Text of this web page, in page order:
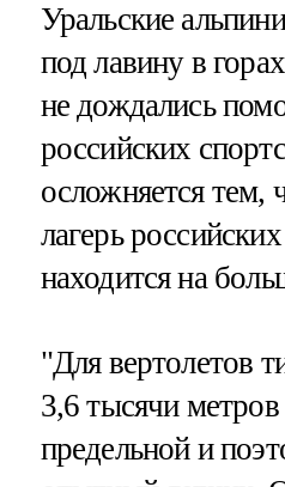
Уральские
под лавину в
не дождались
российских
осложняется тем,
лагерь
находится на
"Для вертолетов
3,6 тысячи
предельной и